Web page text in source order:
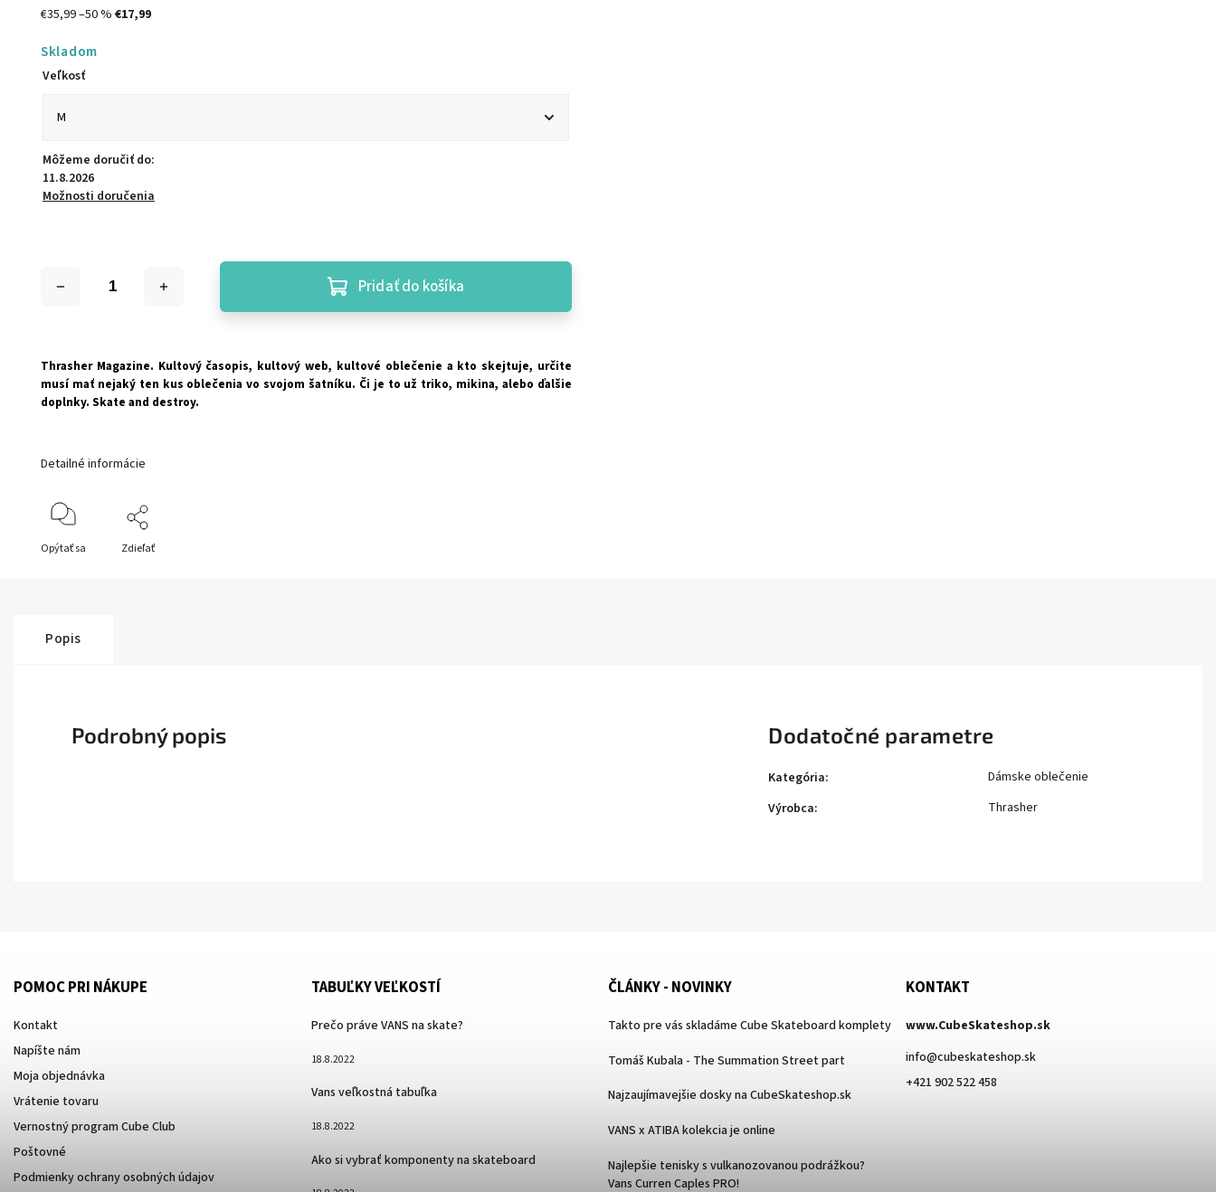
€35,99–50 %€17,99
Skladom
Veľkosť
Môžeme doručiť do:
11.8.2026
Možnosti doručenia
Pridať do košíka
Thrasher Magazine. Kultový časopis, kultový web, kultové oblečenie a kto skejtuje, určite
musí mať nejaký ten kus oblečenia vo svojom šatníku. Či je to už triko, mikina, alebo ďalšie
doplnky. Skate and destroy.
Detailné informácie
Opýtať sa Zdieľať
Popis
Podrobný popis Dodatočné parametre
Kategória:
Dámske oblečenie
Výrobca: Thrasher
POMOC PRI NÁKUPE
Kontakt
Napíšte nám
Moja objednávka
Vrátenie tovaru
Vernostný program Cube Club
Poštovné
Podmienky ochrany osobných údajov
TABUĽKY VEĽKOSTÍ
Prečo práve VANS na skate?
18.8.2022
Vans veľkostná tabuľka
18.8.2022
Ako si vybrať komponenty na skateboard
ČLÁNKY - NOVINKY
Takto pre vás skladáme Cube Skateboard komplety
Tomáš Kubala - The Summation Street part
Najzaujímavejšie dosky na CubeSkateshop.sk
VANS x ATIBA kolekcia je online
Najlepšie tenisky s vulkanozovanou podrážkou?
Vans Curren Caples PRO!
KONTAKT
www.CubeSkateshop.sk
info@cubeskateshop.sk
+421 902 522 458